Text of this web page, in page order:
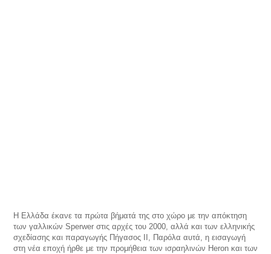
Η Ελλάδα έκανε τα πρώτα βήματά της στο χώρο με την απόκτηση
των γαλλικών Sperwer στις αρχές του 2000, αλλά και των ελληνικής
σχεδίασης και παραγωγής Πήγασος ΙΙ, Παρόλα αυτά, η εισαγωγή
στη νέα εποχή ήρθε με την προμήθεια των ισραηλινών Heron και των